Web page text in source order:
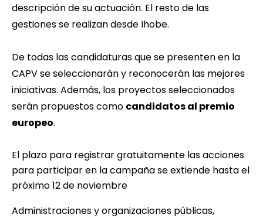
descripción de su actuación. El resto de las
gestiones se realizan desde Ihobe.
De todas las candidaturas que se presenten en la
CAPV se seleccionarán y reconocerán las mejores
iniciativas. Además, los proyectos seleccionados
serán propuestos como candidatos al premio
europeo.
El plazo para registrar gratuitamente las acciones
para participar en la campaña se extiende hasta el
próximo 12 de noviembre
Administraciones y organizaciones públicas,